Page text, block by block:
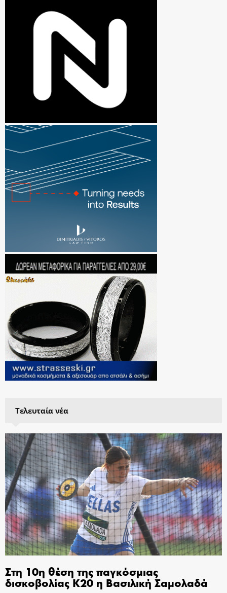
Τελευταία νέα
Στη 10η θέση της παγκόσμιας
δισκοβολίας Κ20 η Βασιλική Σαμολαδά